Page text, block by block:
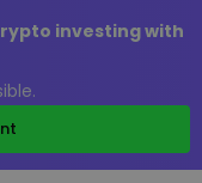
investing with